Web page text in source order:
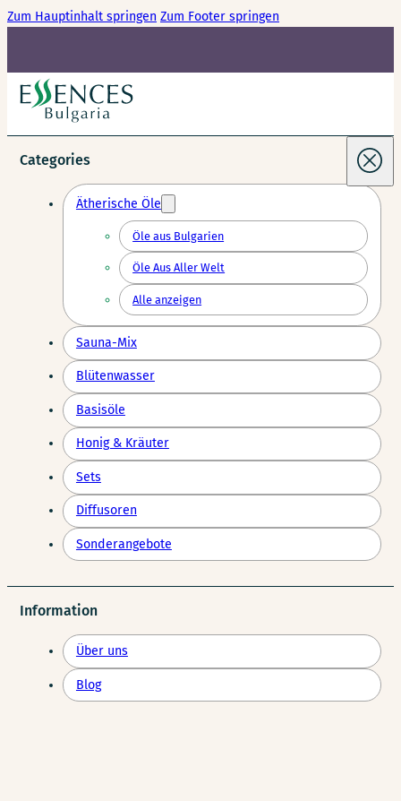
Zum Hauptinhalt springen Zum Footer springen
Categories
Ätherische Öle
Öle aus Bulgarien
Öle Aus Aller Welt
Alle anzeigen
Sauna-Mix
Blütenwasser
Basisöle
Honig & Kräuter
Sets
Diffusoren
Sonderangebote
Information
Über uns
Blog